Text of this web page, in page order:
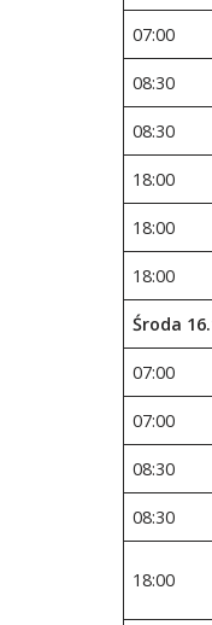
07:00
08:30
08:30
18:00
18:00
18:00
Środa
07:00
07:00
08:30
08:30
18:00